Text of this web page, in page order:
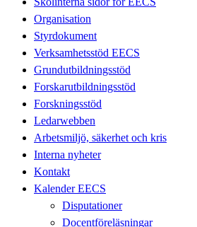
Organisation
Styrdokument
Verksamhetsstöd EECS
Grundutbildningsstöd
Forskarutbildningsstöd
Forskningsstöd
Ledarwebben
Arbetsmiljö, säkerhet och kris
Interna nyheter
Kontakt
Kalender EECS
Disputationer
Docentföreläsningar